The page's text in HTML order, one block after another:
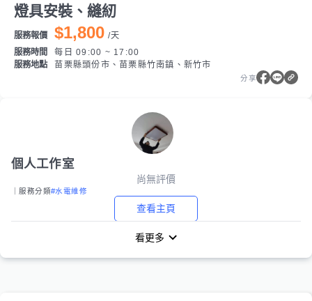
燈具安裝、縫紉
服務報價 $1,800 /天
服務時間
每日 09:00 ~ 17:00
服務地點
苗栗縣頭份市、苗栗縣竹南鎮、新竹市
分享
個人工作室
尚無評價
｜服務分類#水電維修
查看主頁
看更多